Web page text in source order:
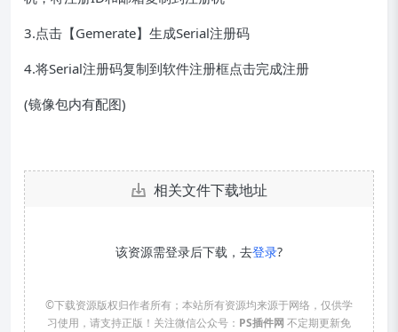
3.点击【Gemerate】生成Serial注册码
4.将Serial注册码复制到软件注册框点击完成注册
(镜像包内有配图)
相关文件下载地址
该资源需登录后下载，去登录?
©下载资源版权归作者所有；本站所有资源均来源于网络，仅供学
习使用，请支持正版！关注微信公众号： PS插件网 不定期更新免